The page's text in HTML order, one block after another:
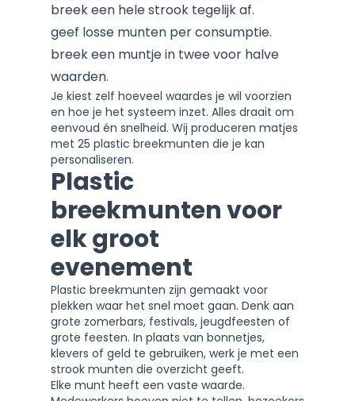
breek een hele strook tegelijk af.
geef losse munten per consumptie.
breek een muntje in twee voor halve
waarden.
Je kiest zelf hoeveel waardes je wil voorzien
en hoe je het systeem inzet. Alles draait om
eenvoud én snelheid. Wij produceren matjes
met 25 plastic breekmunten die je kan
personaliseren.
Plastic
breekmunten voor
elk groot
evenement
Plastic breekmunten zijn gemaakt voor
plekken waar het snel moet gaan. Denk aan
grote zomerbars, festivals, jeugdfeesten of
grote feesten. In plaats van bonnetjes,
klevers of geld te gebruiken, werk je met een
strook munten die overzicht geeft.
Elke munt heeft een vaste waarde.